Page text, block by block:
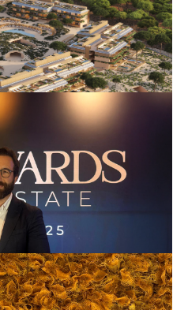
a
Pin Comporta